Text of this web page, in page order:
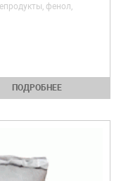
фенол,
ПОДРОБНЕЕ